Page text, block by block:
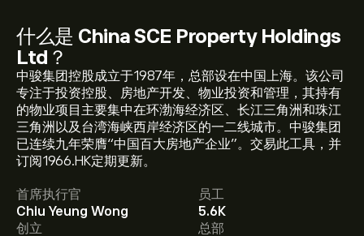
什么是 China SCE Property Holdings
Ltd ？
中骏集团控股成立于1987年，总部设在中国上海。该公司
专注于投资控股、房地产开发、物业投资和管理，其持有
的物业项目主要集中在环渤海经济区、长江三角洲和珠江
三角洲以及台湾海峡西岸经济区的一二线城市。中骏集团
已连续九年荣膺“中国百大房地产企业”。交易此工具，并
订阅1966.HK定期更新。
首席执行官
Chiu Yeung Wong
员工
5.6K
创立
总部
1966.HK 现价为‎$‎0.0450。
China SCE Property Holdings Ltd 的平均价格目标为‎